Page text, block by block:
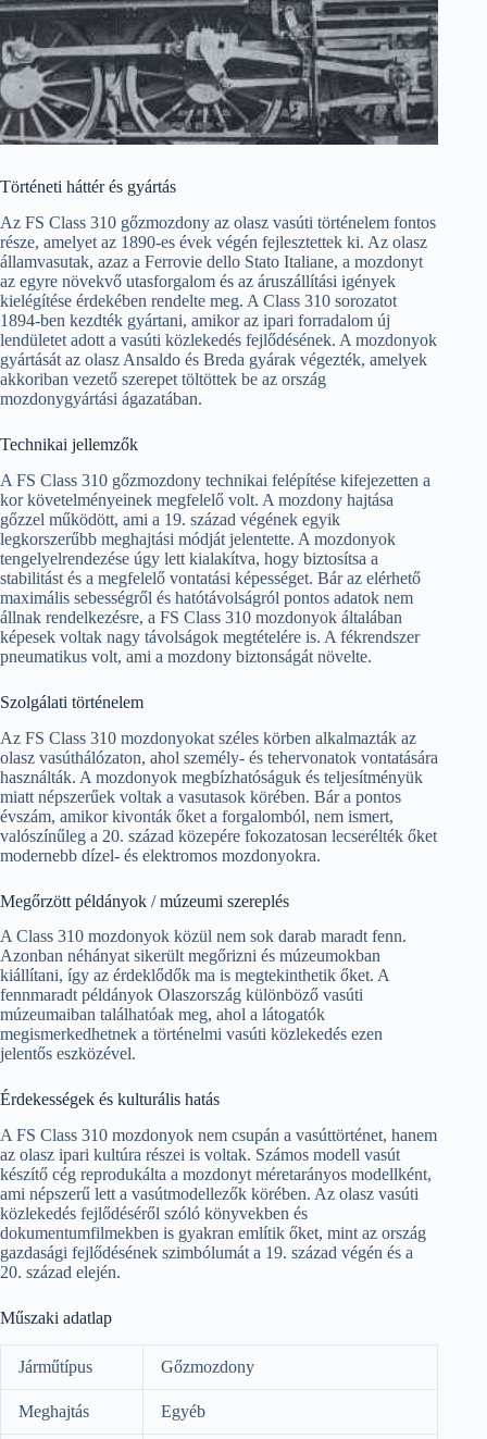
Történeti háttér és gyártás
Az FS Class 310 gőzmozdony az olasz vasúti történelem fontos
része, amelyet az 1890-es évek végén fejlesztettek ki. Az olasz
államvasutak, azaz a Ferrovie dello Stato Italiane, a mozdonyt
az egyre növekvő utasforgalom és az áruszállítási igények
kielégítése érdekében rendelte meg. A Class 310 sorozatot
1894-ben kezdték gyártani, amikor az ipari forradalom új
lendületet adott a vasúti közlekedés fejlődésének. A mozdonyok
gyártását az olasz Ansaldo és Breda gyárak végezték, amelyek
akkoriban vezető szerepet töltöttek be az ország
mozdonygyártási ágazatában.
Technikai jellemzők
A FS Class 310 gőzmozdony technikai felépítése kifejezetten a
kor követelményeinek megfelelő volt. A mozdony hajtása
gőzzel működött, ami a 19. század végének egyik
legkorszerűbb meghajtási módját jelentette. A mozdonyok
tengelyelrendezése úgy lett kialakítva, hogy biztosítsa a
stabilitást és a megfelelő vontatási képességet. Bár az elérhető
maximális sebességről és hatótávolságról pontos adatok nem
állnak rendelkezésre, a FS Class 310 mozdonyok általában
képesek voltak nagy távolságok megtételére is. A fékrendszer
pneumatikus volt, ami a mozdony biztonságát növelte.
Szolgálati történelem
Az FS Class 310 mozdonyokat széles körben alkalmazták az
olasz vasúthálózaton, ahol személy- és tehervonatok vontatására
használták. A mozdonyok megbízhatóságuk és teljesítményük
miatt népszerűek voltak a vasutasok körében. Bár a pontos
évszám, amikor kivonták őket a forgalomból, nem ismert,
valószínűleg a 20. század közepére fokozatosan lecserélték őket
modernebb dízel- és elektromos mozdonyokra.
Megőrzött példányok / múzeumi szereplés
A Class 310 mozdonyok közül nem sok darab maradt fenn.
Azonban néhányat sikerült megőrizni és múzeumokban
kiállítani, így az érdeklődők ma is megtekinthetik őket. A
fennmaradt példányok Olaszország különböző vasúti
múzeumaiban találhatóak meg, ahol a látogatók
megismerkedhetnek a történelmi vasúti közlekedés ezen
jelentős eszközével.
Érdekességek és kulturális hatás
A FS Class 310 mozdonyok nem csupán a vasúttörténet, hanem
az olasz ipari kultúra részei is voltak. Számos modell vasút
készítő cég reprodukálta a mozdonyt méretarányos modellként,
ami népszerű lett a vasútmodellezők körében. Az olasz vasúti
közlekedés fejlődéséről szóló könyvekben és
dokumentumfilmekben is gyakran említik őket, mint az ország
gazdasági fejlődésének szimbólumát a 19. század végén és a
20. század elején.
Műszaki adatlap
Járműtípus Gőzmozdony
Meghajtás Egyéb